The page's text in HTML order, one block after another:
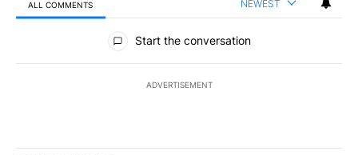
ALL COMMENTS NEWEST
All Comments
Start the conversation
ADVERTISEMENT